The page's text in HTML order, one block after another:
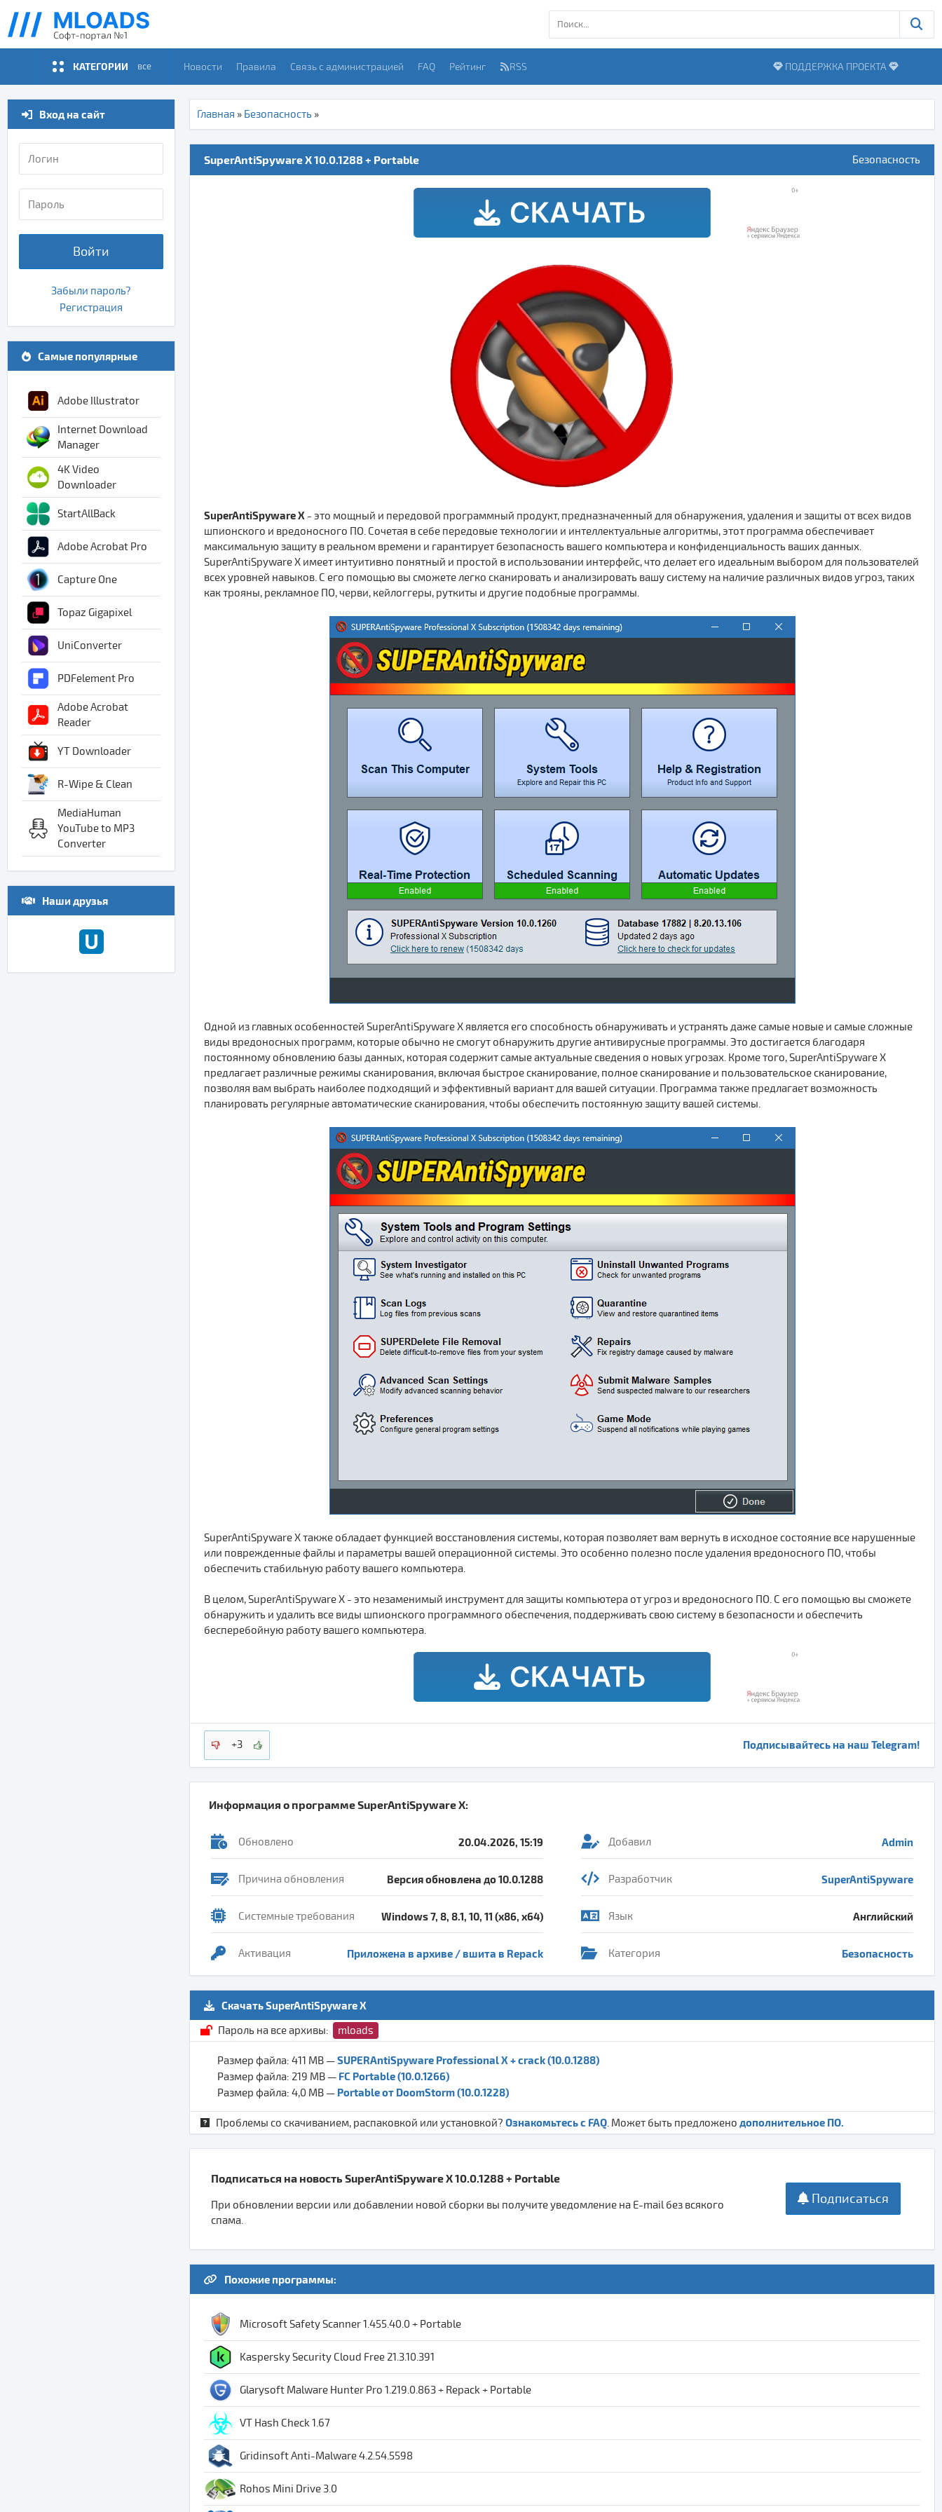
ПОДДЕРЖКА ПРОЕКТА
КАТЕГОРИИ все Новости Правила Связь с администрацией FAQ Рейтинг RSS
Главная » Безопасность »
SuperAntiSpyware X 10.0.1288 + Portable Безопасность
SuperAntiSpyware X - это мощный и передовой программный продукт, предназначенный для обнаружения, удаления и защиты от всех видов
шпионского и вредоносного ПО. Сочетая в себе передовые технологии и интеллектуальные алгоритмы, этот программа обеспечивает
максимальную защиту в реальном времени и гарантирует безопасность вашего компьютера и конфиденциальность ваших данных.
SuperAntiSpyware X имеет интуитивно понятный и простой в использовании интерфейс, что делает его идеальным выбором для пользователей
всех уровней навыков. С его помощью вы сможете легко сканировать и анализировать вашу систему на наличие различных видов угроз, таких
как трояны, рекламное ПО, черви, кейлоггеры, руткиты и другие подобные программы.
Одной из главных особенностей SuperAntiSpyware X является его способность обнаруживать и устранять даже самые новые и самые сложные
виды вредоносных программ, которые обычно не смогут обнаружить другие антивирусные программы. Это достигается благодаря
постоянному обновлению базы данных, которая содержит самые актуальные сведения о новых угрозах. Кроме того, SuperAntiSpyware X
предлагает различные режимы сканирования, включая быстрое сканирование, полное сканирование и пользовательское сканирование,
позволяя вам выбрать наиболее подходящий и эффективный вариант для вашей ситуации. Программа также предлагает возможность
планировать регулярные автоматические сканирования, чтобы обеспечить постоянную защиту вашей системы.
SuperAntiSpyware X также обладает функцией восстановления системы, которая позволяет вам вернуть в исходное состояние все нарушенные
или поврежденные файлы и параметры вашей операционной системы. Это особенно полезно после удаления вредоносного ПО, чтобы
обеспечить стабильную работу вашего компьютера.
В целом, SuperAntiSpyware X - это незаменимый инструмент для защиты компьютера от угроз и вредоносного ПО. С его помощью вы сможете
обнаружить и удалить все виды шпионского программного обеспечения, поддерживать свою систему в безопасности и обеспечить
бесперебойную работу вашего компьютера.
+3 Подписывайтесь на наш Telegram!
Информация о программеSuperAntiSpyware X:
Обновлено 20.04.2026, 15:19 Добавил Admin
Причина обновления Версия обновлена до 10.0.1288 Разработчик SuperAntiSpyware
Системные требования Windows 7, 8, 8.1, 10, 11 (x86, x64) Язык Английский
Активация Приложена в архиве / вшита в Repack Категория Безопасность
Скачать SuperAntiSpyware X
Пароль на все архивы:
mloads
Размер файла: 411 MB —SUPERAntiSpyware Professional X + crack (10.0.1288)
Размер файла: 219 MB — FC Portable (10.0.1266)
Размер файла: 4,0 MB — Portable от DoomStorm (10.0.1228)
Проблемы со скачиванием, распаковкой или установкой? Ознакомьтесь с FAQ. Может быть предложено дополнительное ПО.
Подписаться на новость SuperAntiSpyware X 10.0.1288 + Portable
При обновлении версии или добавлении новой сборки вы получите уведомление на E-mail без всякого
спама.
Подписаться
Похожие программы:
Microsoft Safety Scanner 1.455.40.0 + Portable
Kaspersky Security Cloud Free 21.3.10.391
Glarysoft Malware Hunter Pro 1.219.0.863 + Repack + Portable
VT Hash Check 1.67
Gridinsoft Anti-Malware 4.2.54.5598
Rohos Mini Drive 3.0
Вход на сайт
Войти
Забыли пароль?
Регистрация
Самые популярные
Adobe Illustrator
Internet Download
Manager
4K Video
Downloader
StartAllBack
Adobe Acrobat Pro
Capture One
Topaz Gigapixel
UniConverter
PDFelement Pro
Adobe Acrobat
Reader
YT Downloader
R-Wipe & Clean
MediaHuman
YouTube to MP3
Converter
Наши друзья